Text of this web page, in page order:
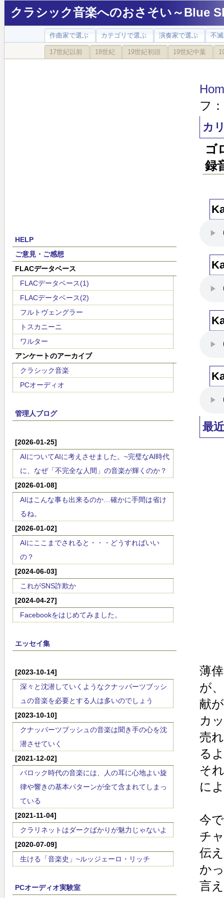
クラシック音楽へのおさそい～Blue
作曲家で選ぶ カテゴリで選ぶ 演奏家で選ぶ 不
17世紀以前 18世紀 19世紀初頭 19世紀中葉
HELP
ご意見・ご感想
FLACデータベース
FLACデータベース(1)
FLACデータベース(2)
フルトヴェングラー
トスカニーニ
ワルター
アンケートのアーカイブ
クラシック音楽
PCオーディオ
管理人ブログ
[2026-01-25]
AIについてAIに考えさせました。~完璧なAI時代
に、なぜ「不完全な人間」の音楽が輝くのか？
[2026-01-08]
AIはこんな事も出来るのか…確かに手間は省け
るね。
[2026-01-02]
AIにここまでされると・・・どうすればいい
の？
[2024-06-03]
これがSNS詐欺か
[2024-04-27]
Facebookをはじめてみました。
エッセイ集
[2023-10-14]
深々と沈潜していくようなクナッパーツブッシ
ュの音楽を必要とする人は多いのでしょう
[2023-10-10]
クナッパーツブッシュの音楽は聞き手の心を沈
潜させていく
[2021-12-02]
バロック時代の音楽には、人の耳に心地よい旋
律や響きの基本パターンが全て含まれてしまっ
ている
[2021-11-04]
クラリネットはダークばかりが魅力じゃないよ
[2020-07-09]
生ける「音楽史」~ルッジェーロ・リッチ
PCオーディオ実験室
フ
カ
ゴ
録
最
薄
が
献
カ
売
る
そ
に
今
チ
伝
か
言